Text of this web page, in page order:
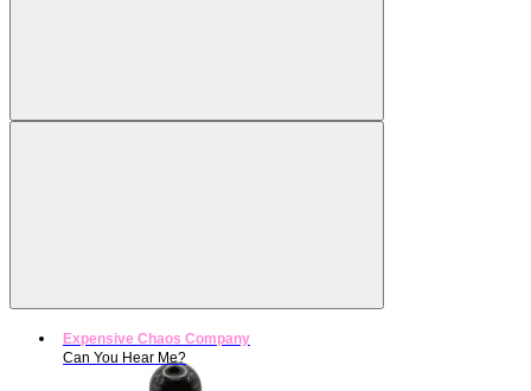
Expensive Chaos Company
Can You Hear Me?